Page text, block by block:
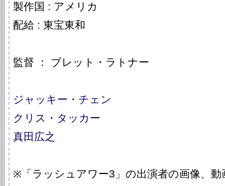
製作国 : アメリカ
配給 : 東宝東和
監督 ： ブレット・ラトナー
ジャッキー・チェン
クリス・タッカー
真田広之
※「ラッシュアワー3」の出演者の画像、動